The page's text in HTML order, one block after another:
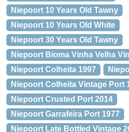
Niepoort 10 Years Old Tawny
Niepoort 10 Years Old White
Niepoort 30 Years Old Tawny
Niepoort Bioma Vinha Velha
Niepoort Colheita 1997
Niepoort Colheita Vintage Port
Niepoort Crusted Port 2014
Niepoort Garrafeira Port 1977
Niepoort Late Bottled Vintage